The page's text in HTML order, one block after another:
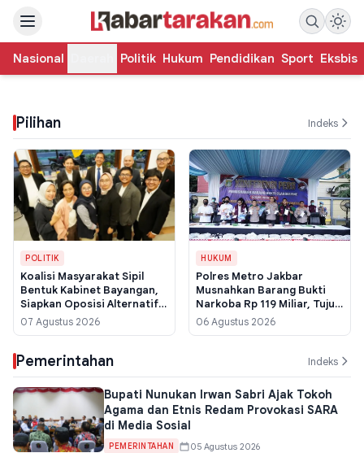
Nasional Politik Hukum Pendidikan Sport Eksbis
Pilihan Indeks
POLITIK
Koalisi Masyarakat Sipil
Bentuk Kabinet Bayangan,
Siapkan Oposisi Alternatif
Berbasis Data
07 Agustus 2026
HUKUM
Polres Metro Jakbar
Musnahkan Barang Bukti
Narkoba Rp 119 Miliar, Tujuh
Tersangka Diamankan
06 Agustus 2026
Pemerintahan Indeks
Bupati Nunukan Irwan Sabri Ajak Tokoh
Agama dan Etnis Redam Provokasi SARA
di Media Sosial
PEMERINTAHAN 05 Agustus 2026